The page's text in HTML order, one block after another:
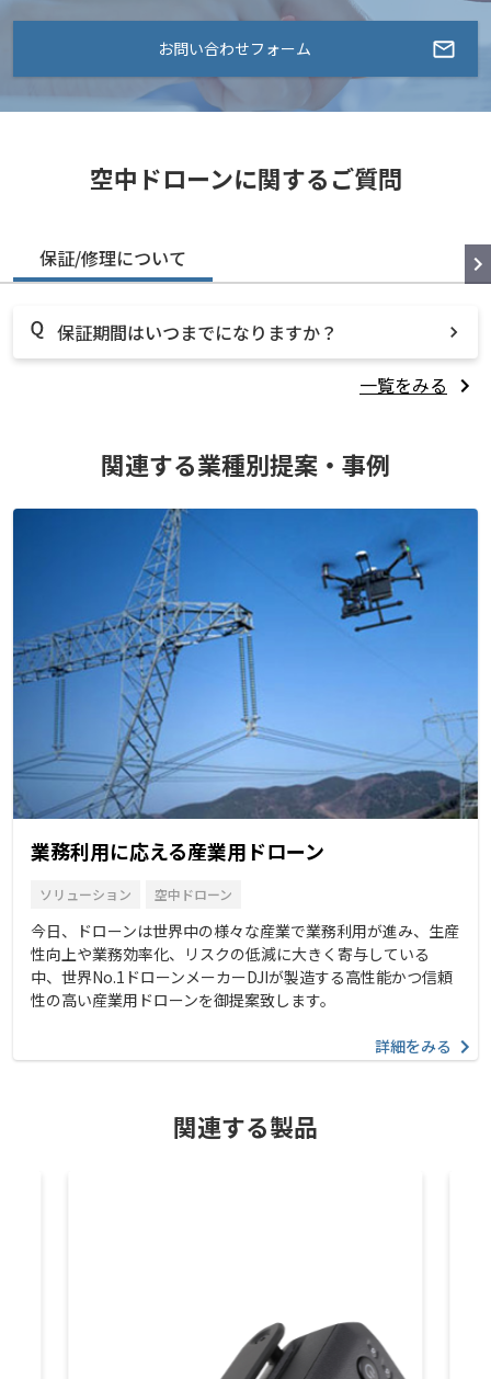
お問い合わせフォーム
空中ドローンに関するご質問
保証/修理について
保証期間はいつまでになりますか？
一覧をみる
関連する業種別提案・事例
業務利用に応える産業用ドローン
ソリューション 空中ドローン
今日、ドローンは世界中の様々な産業で業務利用が進み、生産
性向上や業務効率化、リスクの低減に大きく寄与している
中、世界No.1ドローンメーカーDJIが製造する高性能かつ信頼
性の高い産業用ドローンを御提案致します。
詳細をみる
関連する製品